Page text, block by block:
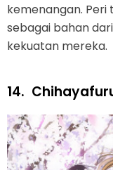
kemenangan.
sebagai bahan
kekuatan mereka.
14.